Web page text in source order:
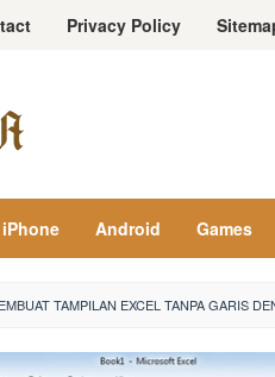
Privacy Policy
iPhone Android Games
TAMPILAN EXCEL TANPA GARIS